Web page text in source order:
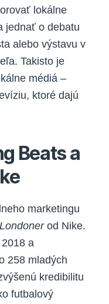
lokálne
jednať o debatu
alebo výstavu v
Takisto je
médiá –
ktoré dajú
Beats a
marketingu
od Nike.
a
258 mladých
kredibilitu
futbalový